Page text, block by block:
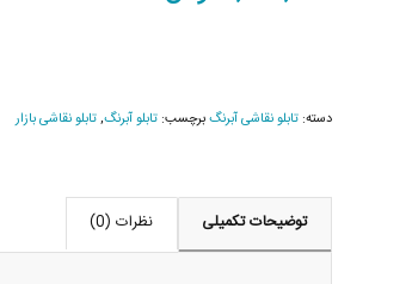
دسته: تابلو نقاشی آبرنگبرچسب: تابلو آبرنگ,تابلو نقاشی بازار
توضیحات تکمیلی نظرات (0)